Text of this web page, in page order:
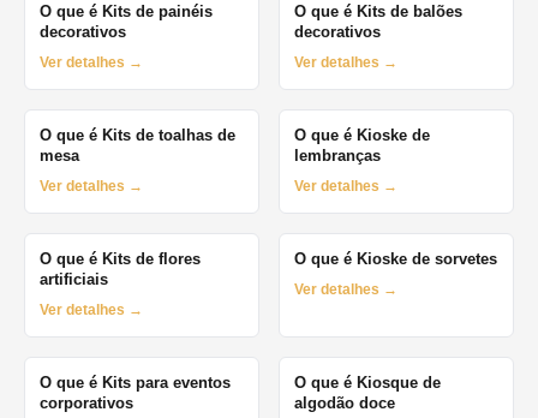
O que é Kits de painéis
decorativos
Ver detalhes →
O que é Kits de balões
decorativos
Ver detalhes →
O que é Kits de toalhas de
mesa
Ver detalhes →
O que é Kioske de
lembranças
Ver detalhes →
O que é Kits de flores
artificiais
Ver detalhes →
O que é Kioske de sorvetes
Ver detalhes →
O que é Kits para eventos
corporativos
O que é Kiosque de
algodão doce